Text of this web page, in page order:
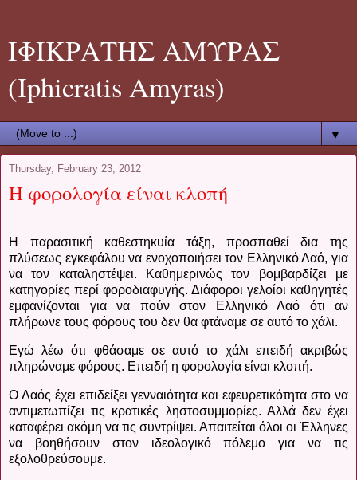
ΙΦΙΚΡΑΤΗΣ ΑΜΥΡΑΣ
(Iphicratis Amyras)
▼
Thursday, February 23, 2012
Η φορολογία είναι κλοπή
Η παρασιτική καθεστηκυία τάξη, προσπαθεί δια της
πλύσεως εγκεφάλου να ενοχοποιήσει τον Ελληνικό Λαό, για
να τον καταληστέψει. Καθημερινώς τον βομβαρδίζει με
κατηγορίες περί φοροδιαφυγής. Διάφοροι γελοίοι καθηγητές
εμφανίζονται για να πούν στον Ελληνικό Λαό ότι αν
πλήρωνε τους φόρους του δεν θα φτάναμε σε αυτό το χάλι.
Εγώ λέω ότι φθάσαμε σε αυτό το χάλι επειδή ακριβώς
πληρώναμε φόρους. Επειδή η φορολογία είναι κλοπή.
Ο Λαός έχει επιδείξει γενναιότητα και εφευρετικότητα στο να
αντιμετωπίζει τις κρατικές ληστοσυμμορίες. Αλλά δεν έχει
καταφέρει ακόμη να τις συντρίψει. Απαιτείται όλοι οι Έλληνες
να βοηθήσουν στον ιδεολογικό πόλεμο για να τις
εξολοθρεύσουμε.